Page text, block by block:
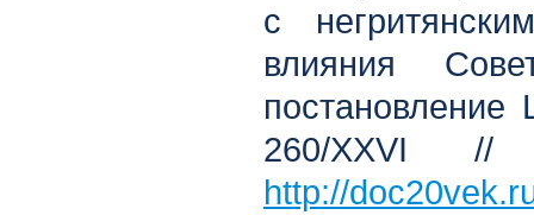
с
влияния
260/XXVI
http://